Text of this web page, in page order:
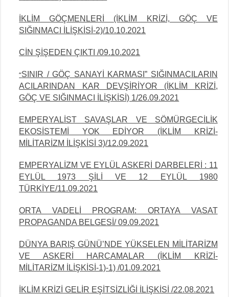
İKLİM GÖÇMENLERİ (İKLİM KRİZİ, GÖÇ VE
SIĞINMACI İLİŞKİSİ-2)/10.10.2021
CİN ŞİŞEDEN ÇIKTI /09.10.2021
“SINIR / GÖÇ SANAYİ KARMASI” SIĞINMACILARIN
ACILARINDAN KAR DEVŞİRİYOR (İKLİM KRİZİ,
GÖÇ VE SIĞINMACI İLİŞKİSİ) 1/26.09.2021
EMPERYALİST SAVAŞLAR VE SÖMÜRGECİLİK
EKOSİSTEMİ YOK EDİYOR (İKLİM KRİZİ-
MİLİTARİZM İLİŞKİSİ 3)/12.09.2021
EMPERYALİZM VE EYLÜL ASKERİ DARBELERİ : 11
EYLÜL 1973 ŞİLİ VE 12
EYLÜL 1980
TÜRKİYE/11.09.2021
ORTA VADELİ PROGRAM: ORTAYA VASAT
PROPAGANDA BELGESİ/ 09.09.2021
DÜNYA BARIŞ GÜNÜ’NDE YÜKSELEN MİLİTARİZM
VE ASKERİ
HARCAMALAR (İKLİM KRİZİ-
MİLİTARİZM İLİŞKİSİ-1)-1) /01.09.2021
İKLİM KRİZİ GELİR EŞİTSİZLİĞİ İLİŞKİSİ /22.08.2021